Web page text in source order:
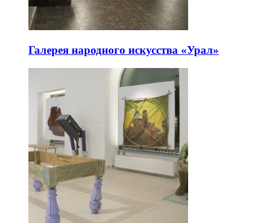
Галерея народного искусства «Урал»